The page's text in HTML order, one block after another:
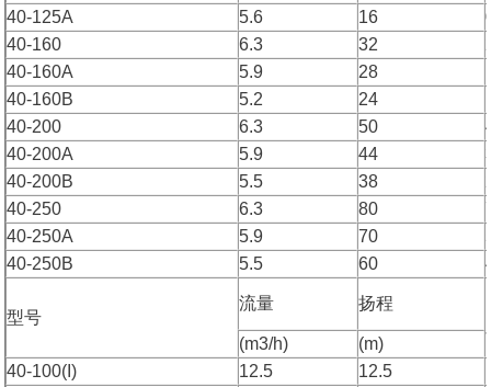
40-125A
5.6 16
40-160
6.3 32
40-160A
5.9 28
40-160B
5.2 24
40-200
6.3 50
40-200A
5.9 44
40-200B
5.5 38
40-250
6.3 80
40-250A
5.9 70
40-250B
5.5 60
型号
流量 扬程
(m3/h)
(m)
40-100(I)
12.5 12.5